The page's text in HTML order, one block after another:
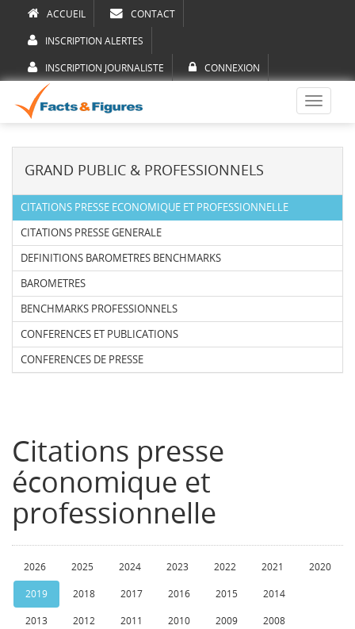
ACCUEIL CONTACT
INSCRIPTION ALERTES
INSCRIPTION JOURNALISTE CONNEXION
Toggle
GRAND PUBLIC & PROFESSIONNELS
CITATIONS PRESSE ECONOMIQUE ET PROFESSIONNELLE
CITATIONS PRESSE GENERALE
DEFINITIONS BAROMETRES BENCHMARKS
BAROMETRES
BENCHMARKS PROFESSIONNELS
CONFERENCES ET PUBLICATIONS
CONFERENCES DE PRESSE
Citations presse
économique et
professionnelle
2026 2025 2024 2023 2022 2021 2020
2019 2018 2017 2016 2015 2014
2013 2012 2011 2010 2009 2008